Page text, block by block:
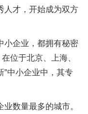
人才，开始成为双方
小企业，都拥有秘密
位于北京、上海、
”中小企业中，其专
数量最多的城市。